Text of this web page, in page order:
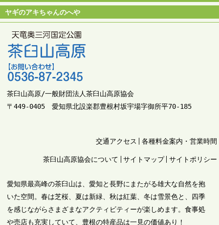
ヤギのアキちゃんのへや
茶臼山高原/一般財団法人茶臼山高原協会
〒449-0405 愛知県北設楽郡豊根村坂宇場字御所平70-185
交通アクセス 各種料金案内・営業時間
茶臼山高原協会について サイトマップ サイトポリシー
愛知県最高峰の茶臼山は、愛知と長野にまたがる雄大な自然を抱
いた空間。春は芝桜、夏は新緑、秋は紅葉、冬は雪景色と、四季
を感じながらさまざまなアクティビティーが楽しめます。食事処
や売店も充実していて、豊根の特産品は一見の価値あり！